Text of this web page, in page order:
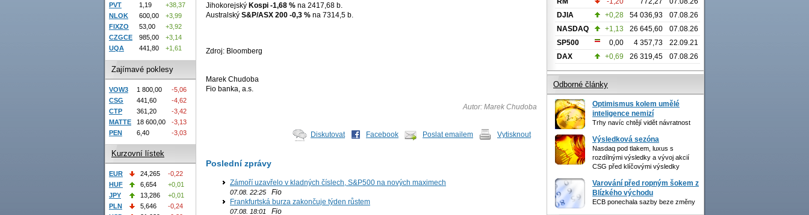
Jihokorejský Kospi -1,68 % na 2417,68 b.
Australský S&P/ASX 200 -0,3 % na 7314,5 b.
Zdroj: Bloomberg
Marek Chudoba
Fio banka, a.s.
Autor: Marek Chudoba
Diskutovat Facebook Poslat emailem Vytisknout
Poslední zprávy
Zámoří uzavřelo v kladných číslech, S&P500 na nových maximech
07.08. 22:25 Fio
Frankfurtská burza zakončuje týden růstem
07.08. 18:01 Fio
PVT 1,19
+38,37
NLOK
600,00
+3,99
FIXZO
53,00
+3,92
CZGCE
985,00
+3,14
UQA
441,80 +1,61
Zajímavé poklesy
VOW3 1 800,00
-5,06
CSG
441,60
-4,62
CTP
361,20
-3,42
MATTE
18 600,00
-3,13
PEN
6,40 -3,03
Kurzovní lístek
EUR 24,265
-0,22
HUF
6,654
+0,01
JPY
13,286
+0,01
PLN
5,646
-0,24
DJIA
+0,28 54 036,93
07.08.26
NASDAQ
+1,13 26 645,60
07.08.26
SP500
0,00 4 357,73
22.09.21
DAX
+0,69 26 319,45 07.08.26
Odborné články
Optimismus kolem umělé
inteligence nemizí
Trhy navíc chtějí vidět návratnost
Výsledková sezóna
Nasdaq pod tlakem, luxus s
rozdílnými výsledky a vývoj akcií
CSG před klíčovými výsledky
Varování před ropným šokem z
Blízkého východu
ECB ponechala sazby beze změny